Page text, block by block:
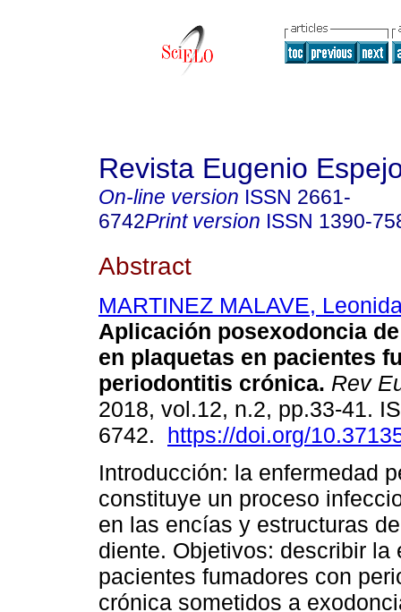
Revista Eugenio
On-line version ISSN 2661-
6742Print version ISSN 1390-
Abstract
MARTINEZ MALAVE,
Aplicación posexodoncia
en plaquetas en pacientes
periodontitis crónica. Rev
2018, vol.12, n.2, pp.33-41.
6742. https://doi.org/
Introducción: la enfermedad
constituye un proceso
en las encías y estructuras
diente. Objetivos: describir la
pacientes fumadores con
crónica sometidos a